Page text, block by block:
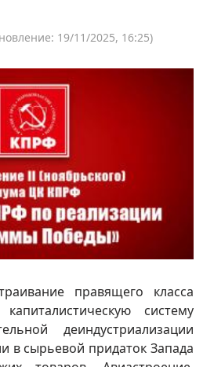
19/11/2025, 16:25)
правящего класса
систему
деиндустриализации
в сырьевой придаток Запада